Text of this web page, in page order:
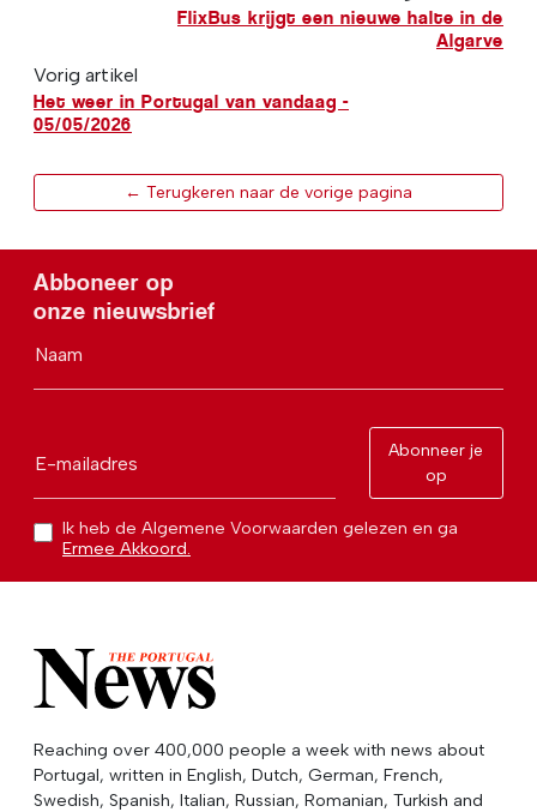
FlixBus krijgt een nieuwe halte in de
Algarve
Vorig artikel
Het weer in Portugal van vandaag -
05/05/2026
← Terugkeren naar de vorige pagina
Abboneer op
onze nieuwsbrief
Naam
E-mailadres
Abonneer je
op
Ik heb de Algemene Voorwaarden gelezen en ga
Ermee Akkoord.
Reaching over 400,000 people a week with news about
Portugal, written in English, Dutch, German, French,
Swedish, Spanish, Italian, Russian, Romanian, Turkish and